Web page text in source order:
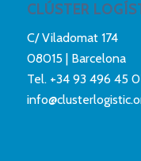
CLÚSTER
C/ Viladomat 174
08015 | Barcelona
Tel. +34 93 496 45